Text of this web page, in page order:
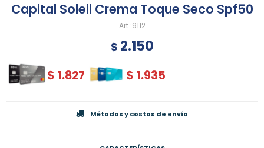
Capital Soleil Crema Toque Seco Spf50
9112
$ 2.150
$ 1.827 $ 1.935
Métodos y costos de envío